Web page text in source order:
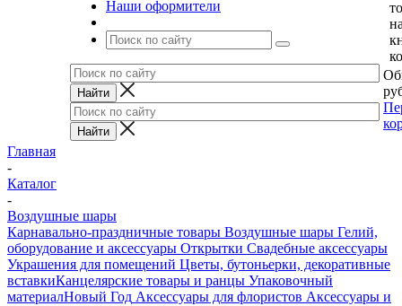
Наши оформители
Главная
-
Каталог
-
Воздушные шары
Карнавально-праздничные товары Воздушные шары Гелий,
оборудование и аксессуары Открытки Свадебные аксессуары
Украшения для помещений Цветы, бутоньерки, декоративные
вставкиКанцелярские товары и ранцы Упаковочный
материалНовый Год Аксессуары для флористов Аксессуары и